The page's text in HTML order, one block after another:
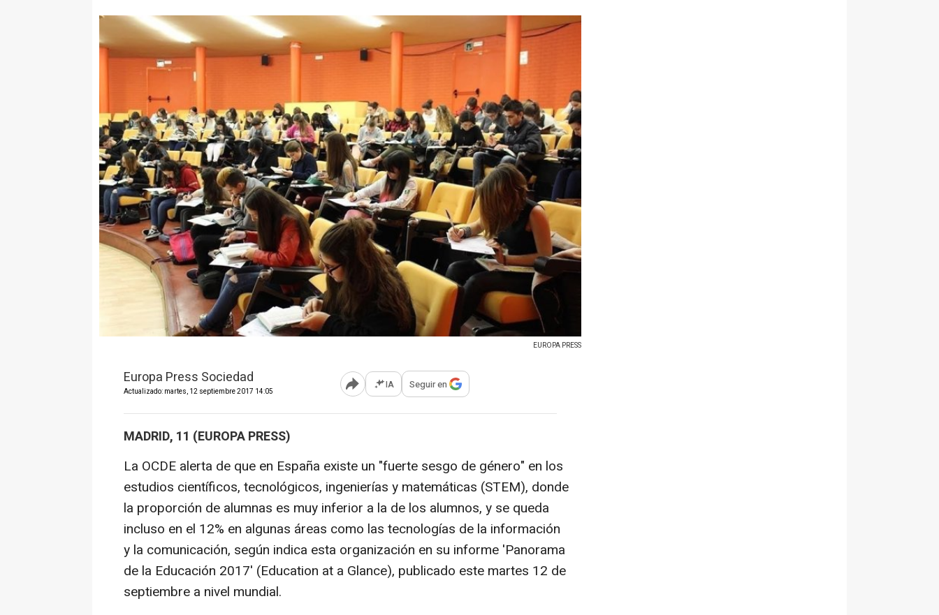
EUROPA PRESS
Europa Press Sociedad
Actualizado: martes, 12 septiembre 2017 14:05 Abrir opciones para compartir
IA Seguir en
MADRID, 11 (EUROPA PRESS)
La OCDE alerta de que en España existe un "fuerte sesgo de género" en los
estudios científicos, tecnológicos, ingenierías y matemáticas (STEM), donde
la proporción de alumnas es muy inferior a la de los alumnos, y se queda
incluso en el 12% en algunas áreas como las tecnologías de la información
y la comunicación, según indica esta organización en su informe 'Panorama
de la Educación 2017' (Education at a Glance), publicado este martes 12 de
septiembre a nivel mundial.